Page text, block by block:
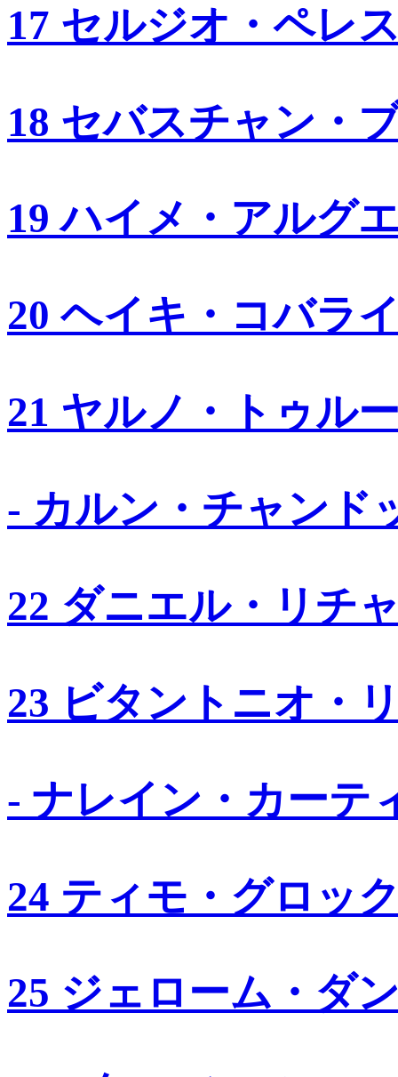
17 セルジオ・ペレ
18 セバスチャン・
19 ハイメ・アルグ
20 ヘイキ・コバラ
21 ヤルノ・トゥル
- カルン・チャンド
22 ダニエル・リチ
23 ビタントニオ・
- ナレイン・カーテ
24 ティモ・グロッ
25 ジェローム・ダ